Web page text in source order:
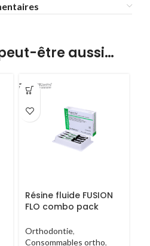
être aussi…
Résine fluide FUSION
FLO combo pack
Orthodontie,
Consommables ortho,